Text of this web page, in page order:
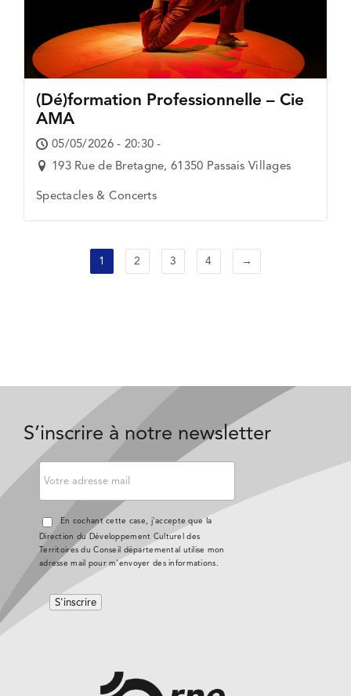
(Dé)formation Professionnelle – Cie
AMA
05/05/2026 - 20:30 -
193 Rue de Bretagne, 61350 Passais Villages
Spectacles & Concerts
1 2 3 4 →
S’inscrire à notre newsletter
En cochant cette case, j'accepte que la
Direction du Développement Culturel des
Territoires du Conseil départemental utilise mon
adresse mail pour m'envoyer des informations.